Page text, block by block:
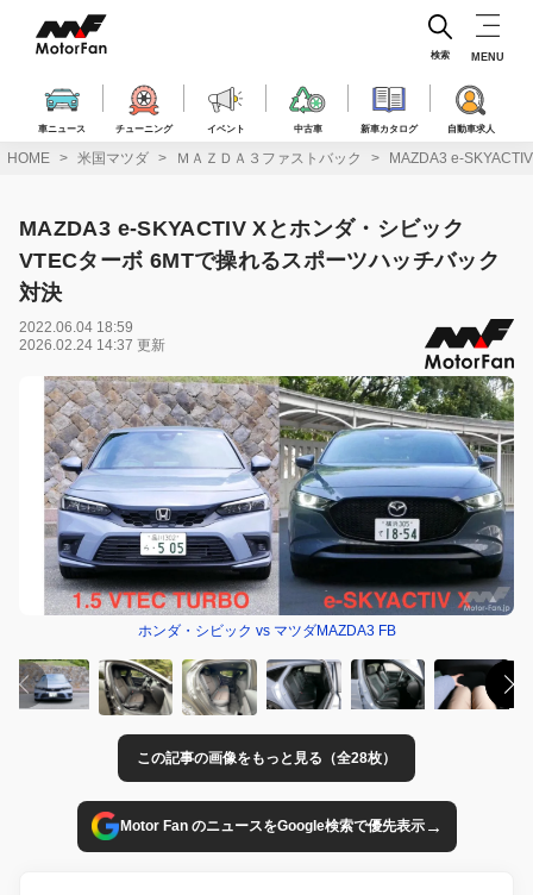
ス
車ニュース チューニング イベント 中古車 新車カタログ 自動車求人
検索 MENU
HOME 米国マツダ ＭＡＺＤＡ３ファストバック MAZDA3 e-
MAZDA3 e-SKYACTIV Xとホンダ・シビック
VTECターボ 6MTで操れるスポーツハッチバック
対決
2022.06.04 18:59
2026.02.24 14:37 更新
ホンダ・シビック vs マツダMAZDA3 FB
この記事の画像をもっと見る（全28枚）
Motor Fan のニュースをGoogle検索で優先表示→